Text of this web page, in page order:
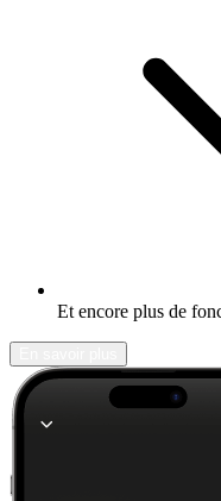
Et encore plus de